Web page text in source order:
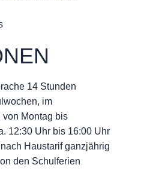
14 Stunden
im
Montag bis
12:30 Uhr bis 16:00 Uhr
Haustarif ganzjährig
den Schulferien